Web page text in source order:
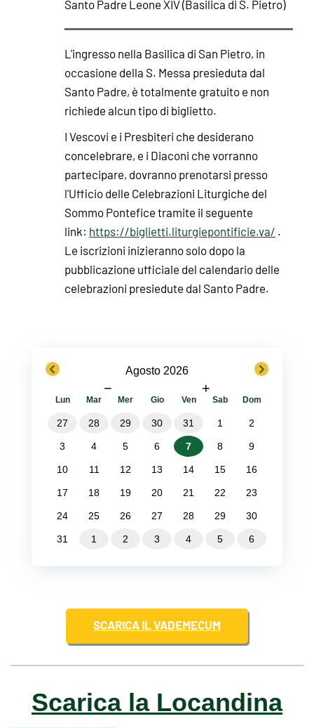
Santo Padre Leone XIV (Basilica di S. Pietro)
L'ingresso nella Basilica di San Pietro, in
occasione della S. Messa presieduta dal
Santo Padre, è totalmente gratuito e non
richiede alcun tipo di biglietto.
I Vescovi e i Presbiteri che desiderano
concelebrare, e i Diaconi che vorranno
partecipare, dovranno prenotarsi presso
l'Ufficio delle Celebrazioni Liturgiche del
Sommo Pontefice tramite il seguente
link: https://biglietti.liturgiepontificie.va/ .
Le iscrizioni inizieranno solo dopo la
pubblicazione ufficiale del calendario delle
celebrazioni presiedute dal Santo Padre.
previous Agosto 2026
− +
next
Lun Mar Mer Gio Ven Sab Dom
27 28 29 30 31 1 2
3 4 5 6 7 8 9
10 11 12 13 14 15 16
17 18 19 20 21 22 23
24 25 26 27 28 29 30
31 1 2 3 4 5 6
SCARICA IL VADEMECUM
Scarica la Locandina